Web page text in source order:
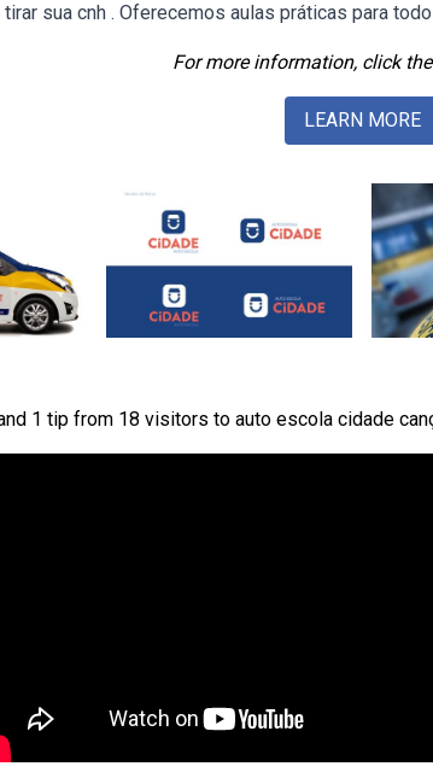
sua cnh ️. Oferecemos aulas práticas para
For more information, click
LEARN MORE
1 tip from 18 visitors to auto escola cidade